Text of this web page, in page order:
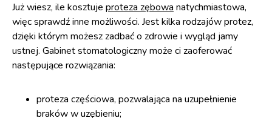
Już wiesz, ile kosztuje proteza zębowanatychmiastowa,
więc sprawdź inne możliwości. Jest kilka rodzajów protez,
dzięki którym możesz zadbać o zdrowie i wygląd jamy
ustnej. Gabinet stomatologiczny może ci zaoferować
następujące rozwiązania:
proteza częściowa, pozwalająca na uzupełnienie
braków w uzębieniu;